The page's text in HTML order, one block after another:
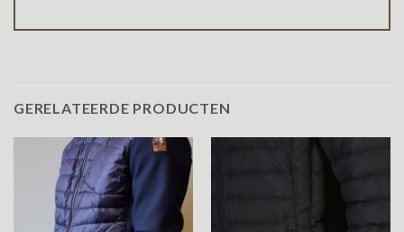
GERELATEERDE PRODUCTEN